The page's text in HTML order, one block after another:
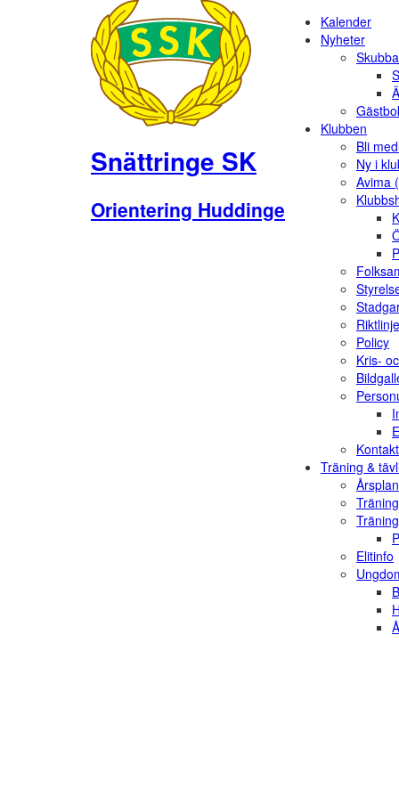
Snättringe SK
Orientering Huddinge
Kalender
Nyheter
Klubben
Bli
Ny i
Avima
Policy
Kris-
Kontakt
Träning &
Årsplan
Elitinfo